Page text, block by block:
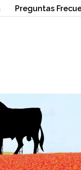
Preguntas